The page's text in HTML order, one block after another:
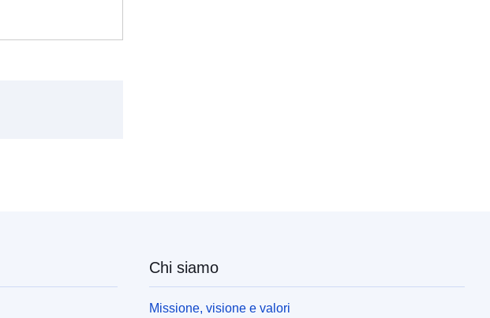
Chi siamo
Missione, visione e valori